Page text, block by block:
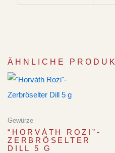
ÄHNLICHE
Gewürze
“HORVÁTH ROZI”-
ZERBRÖSELTER
DILL 5 G